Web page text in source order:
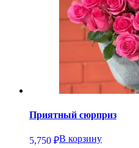
Приятный сюрприз
5,750 ₽В корзину